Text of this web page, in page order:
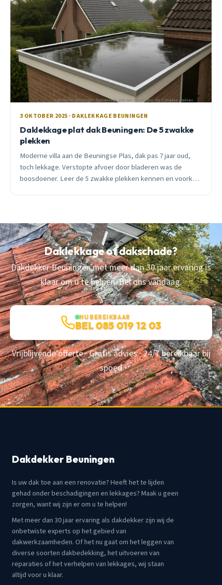
3 OKTOBER 2025 · DAKLEKKAGE BEUNINGEN
Daklekkage plat dak Beuningen: De 5 zwakke
plekken
Moderne villa aan de Beuningse Plas, dak pas 7 jaar oud,
toch lekkage. Verstopte afvoer door bladeren was de
boosdoener. Leer de 5 zwakke plekken kennen en voorkom
Daklekkage of dakschade?
Dakdekker Beuningen met meer dan 30 jaar ervaring is
klaar om u te helpen. Bel ons vandaag.
NU BEREIKBAAR
BEL 085 019 12 03
Vrijblijvende offerte · Gratis advies · 24/7 bereikbaar bij
spoed
Dakdekker Beuningen
Is uw dak toe aan een renovatie? Heeft het te lijden
gehad onder beschadigingen en lekkages? Maak u geen
zorgen, want wij zijn er om u te helpen!
Met meer dan 30 jaar ervaring als dakdekker zijn wij de
onbetwiste experts op het gebied van
dakwerkzaamheden. Of het nu gaat om het leggen van
diverse soorten dakbedekking, het uitvoeren van
reparaties of het verhelpen van lekkages, wij staan
altijd voor u klaar.